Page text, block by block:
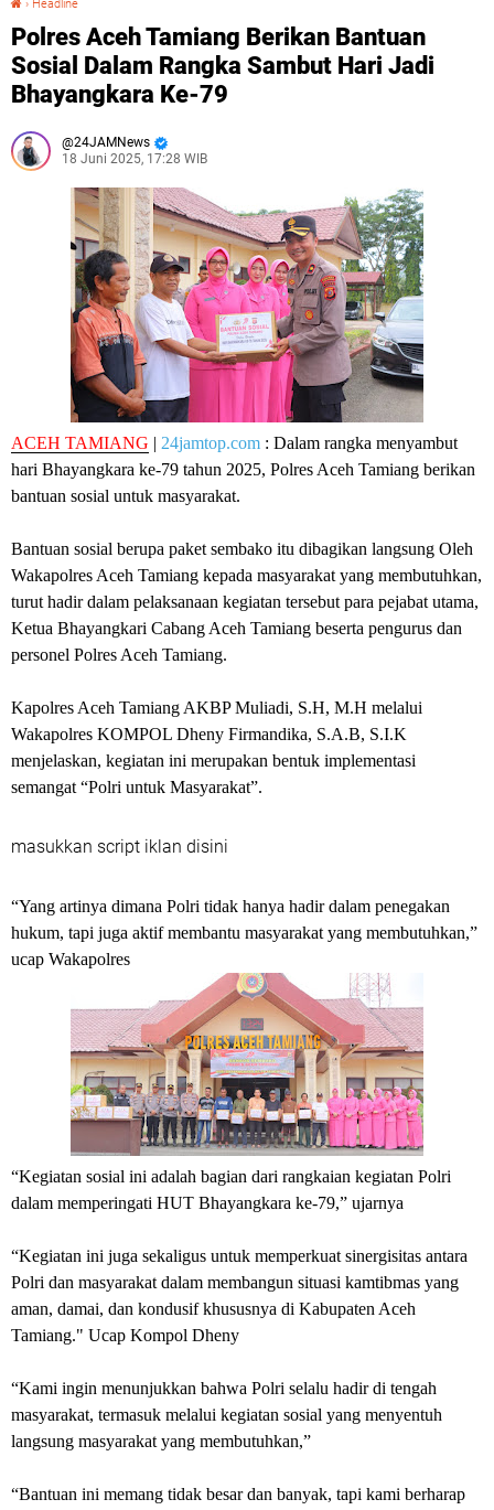
› Headline
Polres Aceh Tamiang Berikan Bantuan
Sosial Dalam Rangka Sambut Hari Jadi
Bhayangkara Ke-79
24JAMNews
18 Juni 2025, 17:28 WIB
ACEH TAMIANG | 24jamtop.com : Dalam rangka menyambut
hari Bhayangkara ke-79 tahun 2025, Polres Aceh Tamiang berikan
bantuan sosial untuk masyarakat.
Bantuan sosial berupa paket sembako itu dibagikan langsung Oleh
Wakapolres Aceh Tamiang kepada masyarakat yang membutuhkan,
turut hadir dalam pelaksanaan kegiatan tersebut para pejabat utama,
Ketua Bhayangkari Cabang Aceh Tamiang beserta pengurus dan
personel Polres Aceh Tamiang.
Kapolres Aceh Tamiang AKBP Muliadi, S.H, M.H melalui
Wakapolres KOMPOL Dheny Firmandika, S.A.B, S.I.K
menjelaskan, kegiatan ini merupakan bentuk implementasi
semangat “Polri untuk Masyarakat”.
masukkan script iklan disini
“Yang artinya dimana Polri tidak hanya hadir dalam penegakan
hukum, tapi juga aktif membantu masyarakat yang membutuhkan,”
ucap Wakapolres
“Kegiatan sosial ini adalah bagian dari rangkaian kegiatan Polri
dalam memperingati HUT Bhayangkara ke-79,” ujarnya
“Kegiatan ini juga sekaligus untuk memperkuat sinergisitas antara
Polri dan masyarakat dalam membangun situasi kamtibmas yang
aman, damai, dan kondusif khususnya di Kabupaten Aceh
Tamiang." Ucap Kompol Dheny
“Kami ingin menunjukkan bahwa Polri selalu hadir di tengah
masyarakat, termasuk melalui kegiatan sosial yang menyentuh
langsung masyarakat yang membutuhkan,”
“Bantuan ini memang tidak besar dan banyak, tapi kami berharap